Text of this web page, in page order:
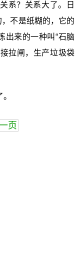
系？关系大了。日
不是纸糊的，它的
出来的一种叫“石脑
拉闸，生产垃圾袋
页